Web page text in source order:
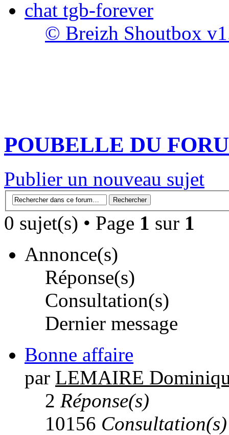
chat tgb-forever
© Breizh Shoutbox
POUBELLE DU
Publier un nouveau sujet
0 sujet(s) • Page 1 sur 1
Annonce(s)
Réponse(s)
Consultation(s)
Dernier message
Bonne affaire
par LEMAIRE
2 Réponse(s)
10156 Consultation(s)